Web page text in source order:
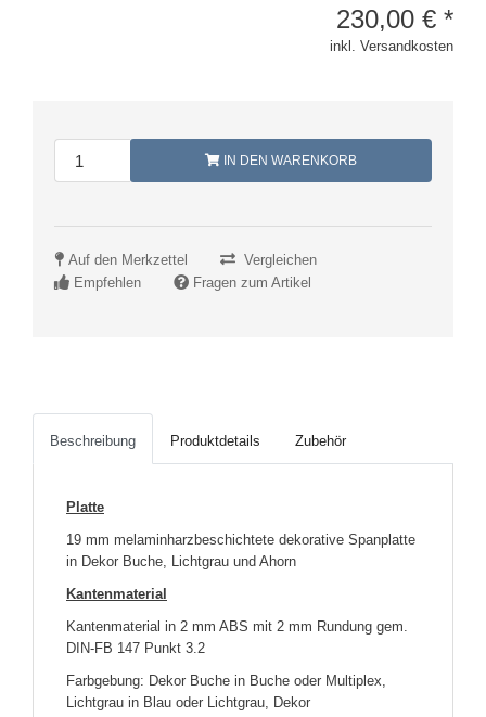
230,00 € *
inkl. Versandkosten
IN DEN WARENKORB
Auf den Merkzettel
Vergleichen
Empfehlen
Fragen zum Artikel
Beschreibung Produktdetails Zubehör
Platte
19 mm melaminharzbeschichtete dekorative Spanplatte
in Dekor Buche, Lichtgrau und Ahorn
Kantenmaterial
Kantenmaterial in 2 mm ABS mit 2 mm Rundung gem.
DIN-FB 147 Punkt 3.2
Farbgebung: Dekor Buche in Buche oder Multiplex,
Lichtgrau in Blau oder Lichtgrau, Dekor